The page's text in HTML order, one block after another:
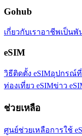
Gohub
เกี่ยวกับเราอาชีพเป็นพั
eSIM
วิธีติดตั้ง eSIMอุปกรณ์ที่
ท่องเที่ยว eSIMข่าว
ช่วยเหลือ
ศูนย์ช่วยเหลือการใช้